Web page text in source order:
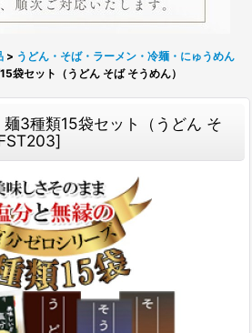
> うどん・そば・ラーメン・冷麺・にゅうめん
セット（うどん そば そうめん）
3種類15袋セット（うどん そ
]